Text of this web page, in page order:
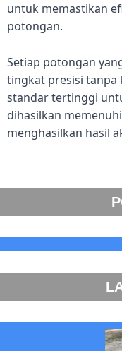
untuk memastikan
potongan.
Setiap potongan
tingkat presisi tanpa
standar tertinggi
dihasilkan
menghasilkan hasil